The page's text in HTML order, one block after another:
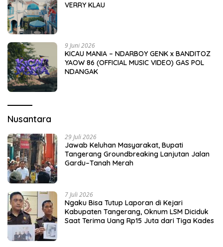
VERRY KLAU
9 Juni 2026
KICAU MANIA – NDARBOY GENK x BANDITOZ
YAOW 86 (OFFICIAL MUSIC VIDEO) GAS POL
NDANGAK
Nusantara
29 Juli 2026
Jawab Keluhan Masyarakat, Bupati
Tangerang Groundbreaking Lanjutan Jalan
Gardu–Tanah Merah
7 Juli 2026
Ngaku Bisa Tutup Laporan di Kejari
Kabupaten Tangerang, Oknum LSM Diciduk
Saat Terima Uang Rp15 Juta dari Tiga Kades